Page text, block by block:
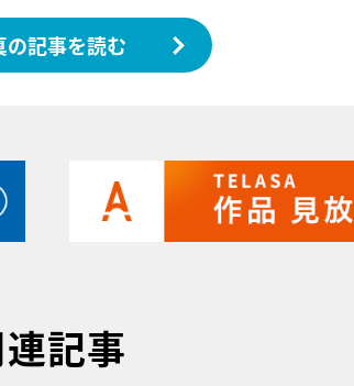
の記事を読む
記事